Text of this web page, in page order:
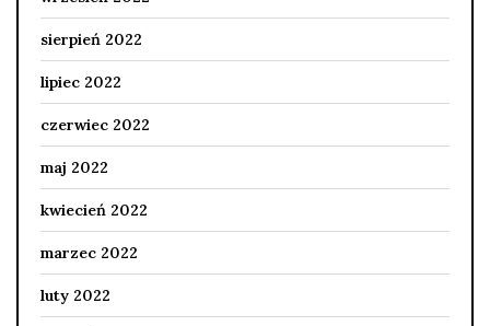
sierpień 2022
lipiec 2022
czerwiec 2022
maj 2022
kwiecień 2022
marzec 2022
luty 2022